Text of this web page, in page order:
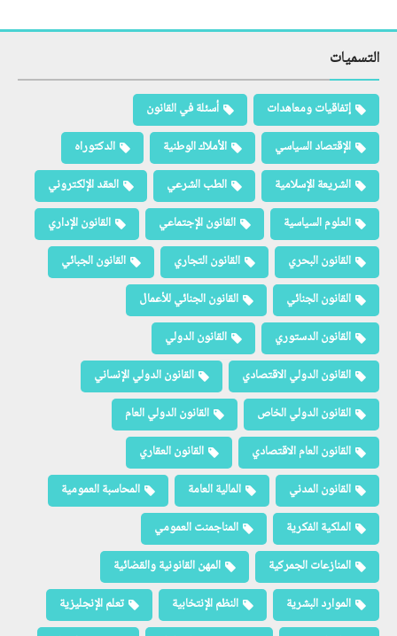
التسميات
إتفاقيات ومعاهدات
أسئلة في القانون
الإقتصاد السياسي
الأملاك الوطنية
الدكتوراه
الشريعة الإسلامية
الطب الشرعي
العقد الإلكتروني
العلوم السياسية
القانون الإجتماعي
القانون الإداري
القانون البحري
القانون التجاري
القانون الجبائي
القانون الجنائي
القانون الجنائي للأعمال
القانون الدستوري
القانون الدولي
القانون الدولي الاقتصادي
القانون الدولي الإنساني
القانون الدولي الخاص
القانون الدولي العام
القانون العام الاقتصادي
القانون العقاري
القانون المدني
المالية العامة
المحاسبة العمومية
الملكية الفكرية
المناجمنت العمومي
المنازعات الجمركية
المهن القانونية والقضائية
الموارد البشرية
النظم الإنتخابية
تعلم الإنجليزية